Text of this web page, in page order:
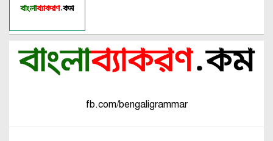
fb.com/bengaligrammar